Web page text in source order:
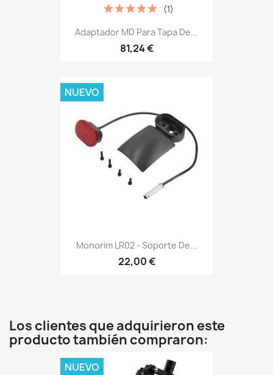
Adaptador MD Para Tapa De...
81,24 €
(1)
Monorim LR02 - Soporte De...
22,00 €
NUEVO
Los clientes que adquirieron este
producto también compraron:
NUEVO